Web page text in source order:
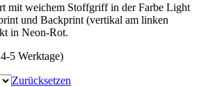
mit weichem Stoffgriff in der Farbe Light
und Backprint (vertikal am linken
in Neon-Rot.
5 Werktage)
Zurücksetzen